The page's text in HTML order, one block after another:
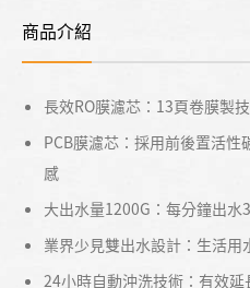
商品介紹
長效RO膜濾芯：13頁卷膜製
PCB膜濾芯：採用前後置活
感
大出水量1200G：每分鐘出
業界少見雙出水設計：生活用
24小時自動沖洗技術：有效延